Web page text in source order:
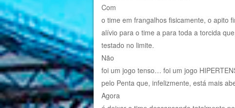
Com
o time em frangalhos fisicamente, o apito
alívio para o time a para toda a torcida
testado no limite.
Não
foi um jogo tenso… foi um jogo
pelo Penta que, infelizmente, está mais
Agora